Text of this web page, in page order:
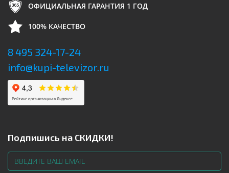
ОФИЦИАЛЬНАЯ ГАРАНТИЯ 1 ГОД
100% КАЧЕСТВО
8 495 324-17-24
info@kupi-televizor.ru
Подпишись на СКИДКИ!